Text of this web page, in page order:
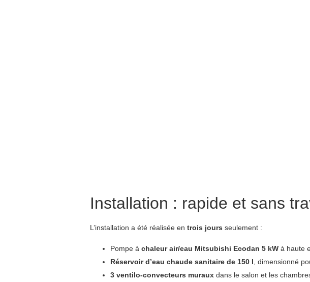
Installation : rapide et sans
L’installation a été réalisée en trois jours seulement :
Pompe à chaleur air/eau Mitsubishi Ecodan 5 kWà haute
Réservoir d’eau chaude sanitaire de 150 l , dimensionné
3 ventilo-convecteurs murauxdans le salon et les